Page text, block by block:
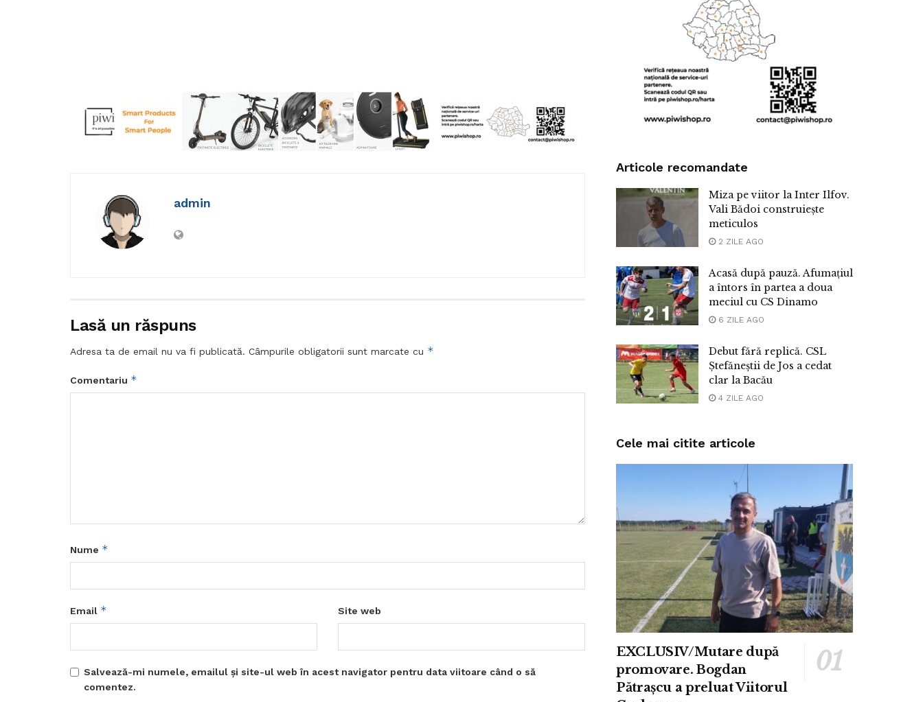
admin
Lasă un răspuns
Adresa ta de email nu va fi publicată. Câmpurile obligatorii sunt marcate cu *
Comentariu *
Nume *
Email * Site web
Salvează-mi numele, emailul și site-ul web în acest navigator pentru data viitoare când o să
comentez.
Articole recomandate
Miza pe viitor la Inter Ilfov.
Vali Bădoi construiește
meticulos
2 ZILE AGO
Acasă după pauză. Afumațiul
a întors în partea a doua
meciul cu CS Dinamo
6 ZILE AGO
Debut fără replică. CSL
Ștefăneștii de Jos a cedat
clar la Bacău
4 ZILE AGO
Cele mai citite articole
EXCLUSIV/Mutare după
promovare. Bogdan
Pătrașcu a preluat Viitorul